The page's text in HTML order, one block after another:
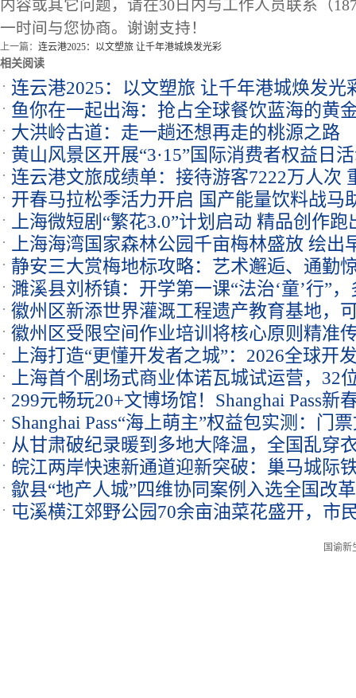
内容或其它问题，请在30日内与工作人员联系（
一时间与您协商。谢谢支持！
上一篇： 连云港2025：以文塑旅 让千年港城焕发光彩
相关阅读
连云港2025：以文塑旅 让千年港城焕发光
鱼你在一起出海：抢占全球餐饮蓝海的黄
大洪岭古道：走一趟还想再走的桃源之路
黄山风景区开展“3·15”国际消费者权益日
连云港文旅成绩单：接待游客7222万人次
元开春马拉松季活力开启 国产能量饮料战马
度上海微短剧“繁花3.0”计划启动 精品创作跑
上海海湾国家森林公园千亩梅林盛放 绘出
静安三大赏梅地标攻略：艺术邂逅、通勤
握濉溪县刘桥镇：开学第一课“法治‘童’行”
徽州区新添世界灌溉工程遗产教育基地，
徽州区受限空间作业培训将核心原则精准
上海打造“更懂开发者之城”：2026全球开
上海首个剧场式商业体诺瓦城试运营，32
299元畅玩20+文博场馆！Shanghai Pass新
Shanghai Pass“海上萌主”权益包实测：门
从甘肃破纪录暖到多地大降温，全国乱穿
皖江两岸快速新通道迎新突破：巢马城际
成功
歙县“地产人城”四维协同案例入选全国改
屯溪横江郊野公园70余亩油菜花盛开，市
国谕新